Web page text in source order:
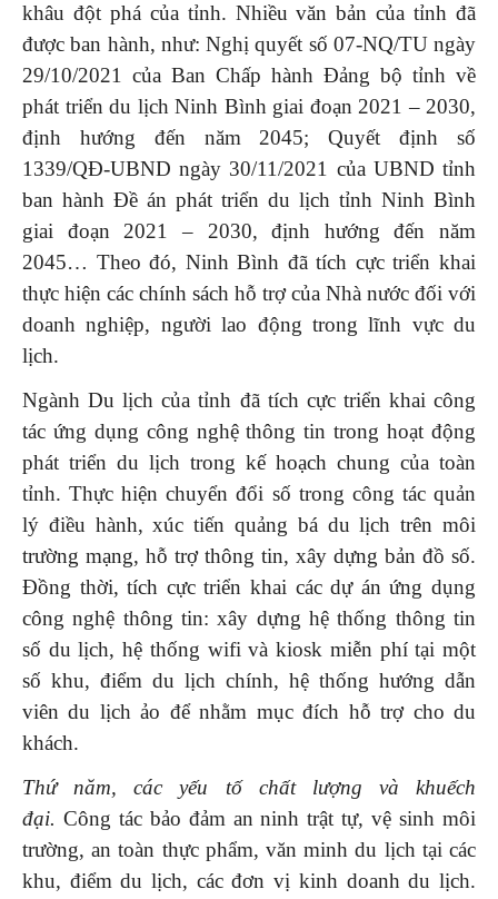
khâu đột phá của tỉnh. Nhiều văn bản của tỉnh đã
được ban hành, như: Nghị quyết số 07-NQ/TU ngày
29/10/2021 của Ban Chấp hành Đảng bộ tỉnh về
phát triển du lịch Ninh Bình giai đoạn 2021 – 2030,
định hướng đến năm 2045; Quyết định số
1339/QĐ-UBND ngày 30/11/2021 của UBND tỉnh
ban hành Đề án phát triển du lịch tỉnh Ninh Bình
giai đoạn 2021 – 2030, định hướng đến năm
2045… Theo đó, Ninh Bình đã tích cực triển khai
thực hiện các chính sách hỗ trợ của Nhà nước đối với
doanh nghiệp, người lao động trong lĩnh vực du
lịch.
Ngành Du lịch của tỉnh đã tích cực triển khai công
tác ứng dụng công nghệ thông tin trong hoạt động
phát triển du lịch trong kế hoạch chung của toàn
tỉnh. Thực hiện chuyển đổi số trong công tác quản
lý điều hành, xúc tiến quảng bá du lịch trên môi
trường mạng, hỗ trợ thông tin, xây dựng bản đồ số.
Đồng thời, tích cực triển khai các dự án ứng dụng
công nghệ thông tin: xây dựng hệ thống thông tin
số du lịch, hệ thống wifi và kiosk miễn phí tại một
số khu, điểm du lịch chính, hệ thống hướng dẫn
viên du lịch ảo để nhằm mục đích hỗ trợ cho du
khách.
Thứ năm, các yếu tố chất lượng và khuếch
đại. Công tác bảo đảm an ninh trật tự, vệ sinh môi
trường, an toàn thực phẩm, văn minh du lịch tại các
khu, điểm du lịch, các đơn vị kinh doanh du lịch.